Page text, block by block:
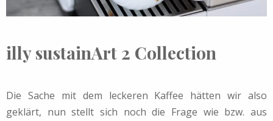
illy sustainArt 2 Collection
Die Sache mit dem leckeren Kaffee hätten wir also
geklärt, nun stellt sich noch die Frage wie bzw. aus